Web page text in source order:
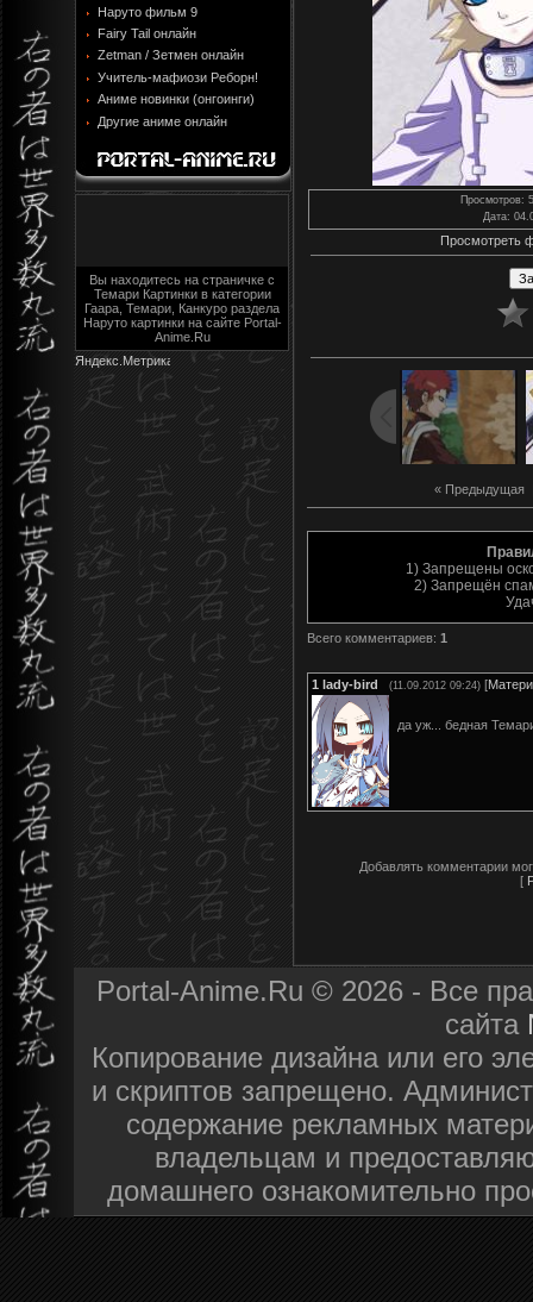
Наруто фильм 9
Fairy Tail онлайн
Zetman / Зетмен онлайн
Учитель-мафиози Реборн!
Аниме новинки (онгоинги)
Другие аниме онлайн
Вы находитесь на страничке с
Темари Картинки в категории
Гаара, Темари, Канкуро раздела
Наруто картинки на сайте Portal-
Anime.Ru
Просмотров:
Дата:
Просмотреть
« Предыдущая|
1) Запрещены
2) Запрещён
Всего комментариев: 1
1 lady-bird (11.09.2012 09:24) [
да уж... бедная
Добавлять комментарии
[
Portal-Anime.Ru © 2026 - Все
сайта
Копирование дизайна или его
и скриптов запрещено.
содержание рекламных
владельцам и
домашнего ознакомительно